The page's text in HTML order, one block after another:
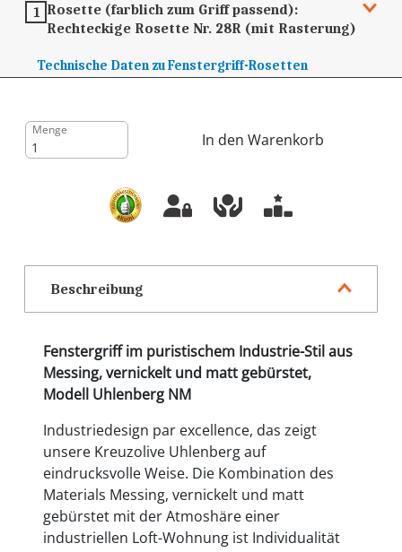
1 Rosette (farblich zum Griff passend):
Rechteckige Rosette Nr. 28R (mit Rasterung)
Technische Daten zu Fenstergriff-Rosetten
Menge
In den Warenkorb
Beschreibung
Fenstergriff im puristischem Industrie-Stil aus
Messing, vernickelt und matt gebürstet,
Modell Uhlenberg NM
Industriedesign par excellence, das zeigt
unsere Kreuzolive Uhlenberg auf
eindrucksvolle Weise. Die Kombination des
Materials Messing, vernickelt und matt
gebürstet mit der Atmoshäre einer
industriellen Loft-Wohnung ist Individualität